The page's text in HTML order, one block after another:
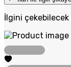
İlgini